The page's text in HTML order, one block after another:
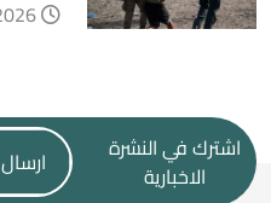
اشترك في النشرة
الاخبارية
ارسال